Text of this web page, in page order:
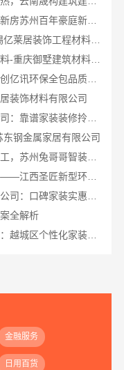
苏州本地全包家装施工报价新房苏州百年豪庭新材料有限公司透明报价
无锡旧房安装哪家专业-无锡亿莱居装饰工程材料有限公司
渝北建房每平米价格环保材料-重庆御墅建筑材料有限公司
高端装修公司推荐：南京市创亿讯环保全包品质服务
装饰材料有限公司
钢金属家居有限公司
昆山全案设计大平层快速施工，苏州兔哥哥智装新材料有限公司高效交付
本地好用室内装修费用预算——江西圣匠新型环保材料有限公司
全解析
绍兴卓鑫装饰材料有限公司：越城区个性化家装质量保障
金融服务
日用百货